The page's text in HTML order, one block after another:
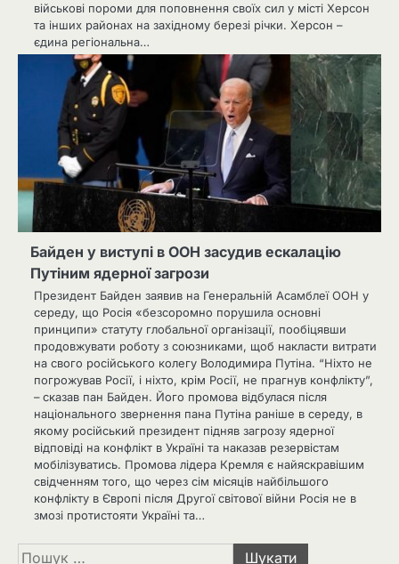
військові пороми для поповнення своїх сил у місті Херсон
та інших районах на західному березі річки. Херсон –
єдина регіональна…
Байден у виступі в ООН засудив ескалацію
Путіним ядерної загрози
Президент Байден заявив на Генеральній Асамблеї ООН у
середу, що Росія «безсоромно порушила основні
принципи» статуту глобальної організації, пообіцявши
продовжувати роботу з союзниками, щоб накласти витрати
на свого російського колегу Володимира Путіна. “Ніхто не
погрожував Росії, і ніхто, крім Росії, не прагнув конфлікту”,
– сказав пан Байден. Його промова відбулася після
національного звернення пана Путіна раніше в середу, в
якому російський президент підняв загрозу ядерної
відповіді на конфлікт в Україні та наказав резервістам
мобілізуватись. Промова лідера Кремля є найяскравішим
свідченням того, що через сім місяців найбільшого
конфлікту в Європі після Другої світової війни Росія не в
змозі протистояти Україні та…
Пошук: